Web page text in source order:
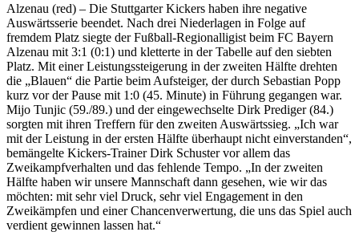
Alzenau (red) – Die Stuttgarter Kickers haben ihre negative
Auswärtsserie beendet. Nach drei Niederlagen in Folge auf
fremdem Platz siegte der Fußball-Regionalligist beim FC Bayern
Alzenau mit 3:1 (0:1) und kletterte in der Tabelle auf den siebten
Platz. Mit einer Leistungssteigerung in der zweiten Hälfte drehten
die „Blauen“ die Partie beim Aufsteiger, der durch Sebastian Popp
kurz vor der Pause mit 1:0 (45. Minute) in Führung gegangen war.
Mijo Tunjic (59./89.) und der eingewechselte Dirk Prediger (84.)
sorgten mit ihren Treffern für den zweiten Auswärtssieg. „Ich war
mit der Leistung in der ersten Hälfte überhaupt nicht einverstanden“,
bemängelte Kickers-Trainer Dirk Schuster vor allem das
Zweikampfverhalten und das fehlende Tempo. „In der zweiten
Hälfte haben wir unsere Mannschaft dann gesehen, wie wir das
möchten: mit sehr viel Druck, sehr viel Engagement in den
Zweikämpfen und einer Chancenverwertung, die uns das Spiel auch
verdient gewinnen lassen hat.“